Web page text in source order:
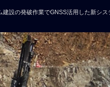
建設の発破作業でGNSS活用した新シス